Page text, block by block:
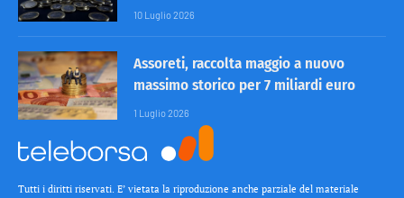
10 Luglio 2026
Assoreti, raccolta maggio a nuovo
massimo storico per 7 miliardi euro
1 Luglio 2026
Tutti i diritti riservati. E’ vietata la riproduzione anche parziale del materiale